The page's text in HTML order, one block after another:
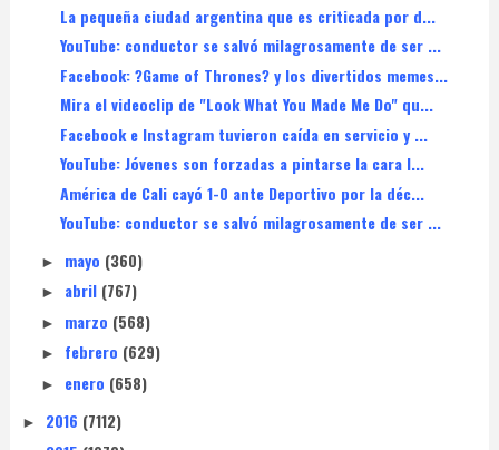
La pequeña ciudad argentina que es criticada por d...
YouTube: conductor se salvó milagrosamente de ser ...
Facebook: ?Game of Thrones? y los divertidos memes...
Mira el videoclip de "Look What You Made Me Do" qu...
Facebook e Instagram tuvieron caída en servicio y ...
YouTube: Jóvenes son forzadas a pintarse la cara l...
América de Cali cayó 1-0 ante Deportivo por la déc...
YouTube: conductor se salvó milagrosamente de ser ...
► mayo (360)
► abril (767)
► marzo (568)
► febrero (629)
► enero (658)
► 2016 (7112)